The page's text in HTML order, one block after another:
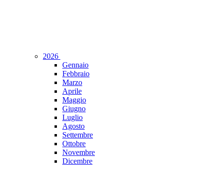
2026
Gennaio
Febbraio
Marzo
Aprile
Maggio
Giugno
Luglio
Agosto
Settembre
Ottobre
Novembre
Dicembre